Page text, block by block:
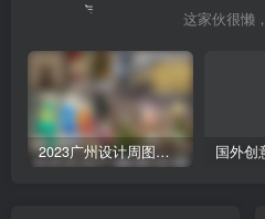
这家伙很懒
2023广州设计周图集更新至8000多张高清图+联系方式 国外创